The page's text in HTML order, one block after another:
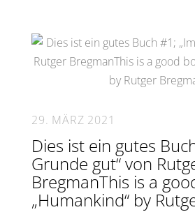
29. MÄRZ 2021
Dies ist ein gutes
Grunde gut“ von
BregmanThis is a
„Humankind“ by